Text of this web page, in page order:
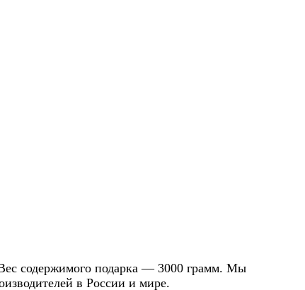
содержимого подарка — 3000 грамм. Мы
в России и мире.